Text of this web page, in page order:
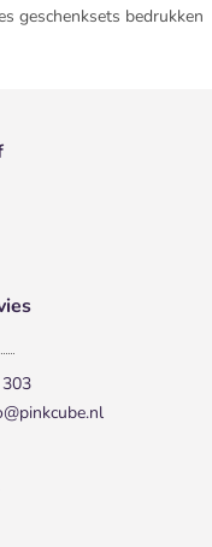
geschenksets bedrukken